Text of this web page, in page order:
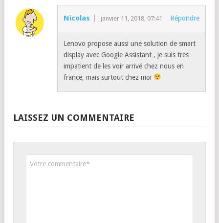
Nicolas janvier 11, 2018, 07:41 Répondre
Lenovo propose aussi une solution de smart
display avec Google Assistant , je suis très
impatient de les voir arrivé chez nous en
france, mais surtout chez moi
LAISSEZ UN COMMENTAIRE